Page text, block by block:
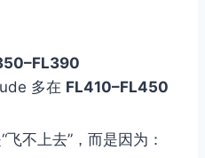
多在 FL410–FL450
不上去”，而是因为：